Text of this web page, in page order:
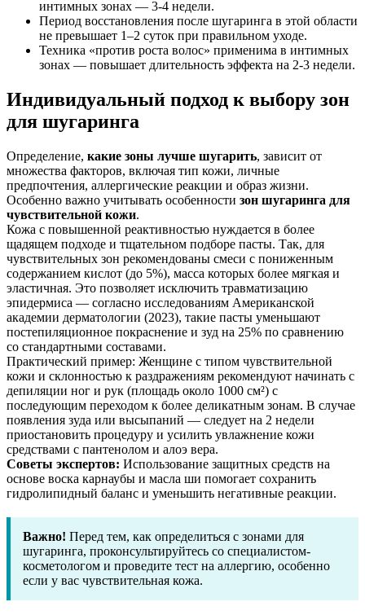
интимных зонах — 3-4 недели.
Период восстановления после шугаринга в этой области
не превышает 1–2 суток при правильном уходе.
Техника «против роста волос» применима в интимных
зонах — повышает длительность эффекта на 2-3 недели.
Индивидуальный подход к выбору зон
для шугаринга
Определение, какие зоны лучше шугарить, зависит от
множества факторов, включая тип кожи, личные
предпочтения, аллергические реакции и образ жизни.
Особенно важно учитывать особенности зон шугаринга для
чувствительной кожи.
Кожа с повышенной реактивностью нуждается в более
щадящем подходе и тщательном подборе пасты. Так, для
чувствительных зон рекомендованы смеси с пониженным
содержанием кислот (до 5%), масса которых более мягкая и
эластичная. Это позволяет исключить травматизацию
эпидермиса — согласно исследованиям Американской
академии дерматологии (2023), такие пасты уменьшают
постепиляционное покраснение и зуд на 25% по сравнению
со стандартными составами.
Практический пример: Женщине с типом чувствительной
кожи и склонностью к раздражениям рекомендуют начинать с
депиляции ног и рук (площадь около 1000 см²) с
последующим переходом к более деликатным зонам. В случае
появления зуда или высыпаний — следует на 2 недели
приостановить процедуру и усилить увлажнение кожи
средствами с пантенолом и алоэ вера.
Советы экспертов: Использование защитных средств на
основе воска карнаубы и масла ши помогает сохранить
гидролипидный баланс и уменьшить негативные реакции.
Важно! Перед тем, как определиться с зонами для
шугаринга, проконсультируйтесь со специалистом-
косметологом и проведите тест на аллергию, особенно
если у вас чувствительная кожа.